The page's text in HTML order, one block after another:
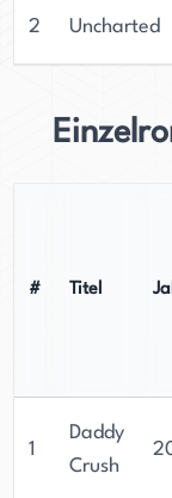
2 Uncharted
# Titel
1
Daddy
Crush